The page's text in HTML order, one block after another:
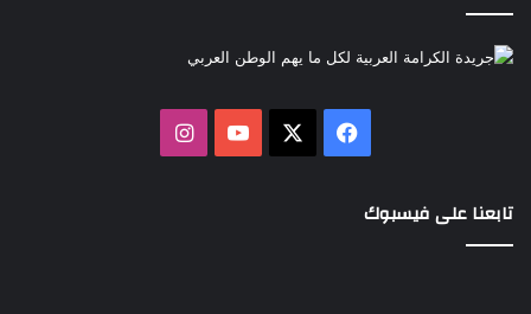
فيسبوك ‫YouTube
تابعنا على فيسبوك